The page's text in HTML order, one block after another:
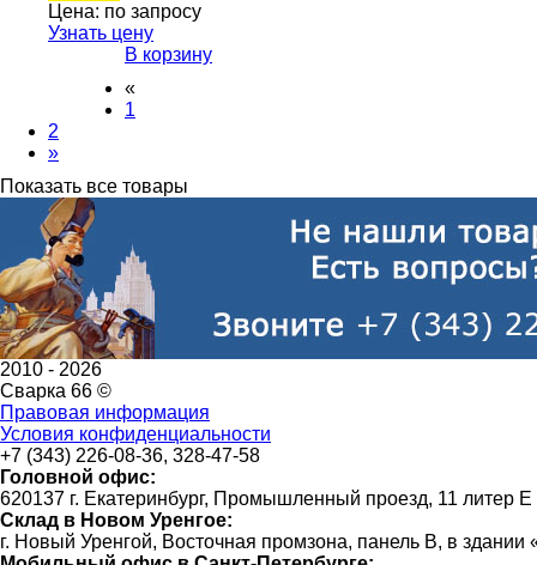
Цена: по запросу
Узнать цену
В корзину
«
1
2
»
Показать все товары
2010 - 2026
Сварка 66 ©
Правовая информация
Условия конфиденциальности
+7 (343) 226-08-36, 328-47-58
Головной офис:
620137 г. Екатеринбург, Промышленный проезд, 11 литер Е
Склад в Новом Уренгое:
г. Новый Уренгой, Восточная промзона, панель В, в